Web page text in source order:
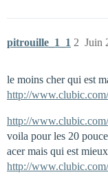
pitrouille_1_1 Juin
2
le moins cher qui est
http://
http://
voila pour les 20
acer mais qui est
http://